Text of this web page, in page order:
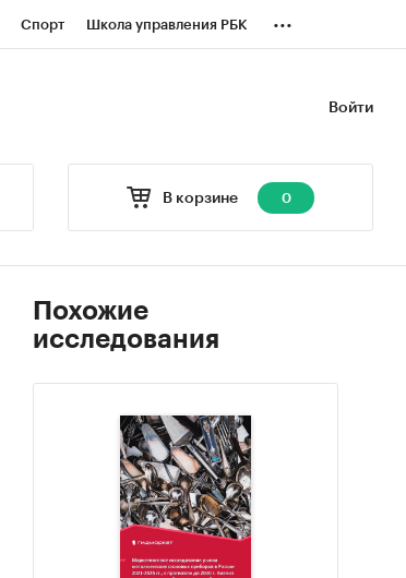
Спорт Школа управления РБК ...
Войти
В корзине 0
Похожие
исследования